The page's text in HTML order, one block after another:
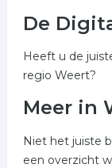
De
Heeft u de
regio Weert?
Meer in
Niet het juiste
een overzicht